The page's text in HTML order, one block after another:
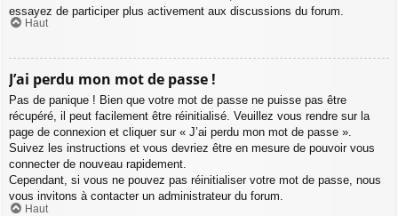
essayez de participer plus activement aux discussions du forum.
Haut
J’ai perdu mon mot de passe !
Pas de panique ! Bien que votre mot de passe ne puisse pas être
récupéré, il peut facilement être réinitialisé. Veuillez vous rendre sur la
page de connexion et cliquer sur « J’ai perdu mon mot de passe ».
Suivez les instructions et vous devriez être en mesure de pouvoir vous
connecter de nouveau rapidement.
Cependant, si vous ne pouvez pas réinitialiser votre mot de passe, nous
vous invitons à contacter un administrateur du forum.
Haut